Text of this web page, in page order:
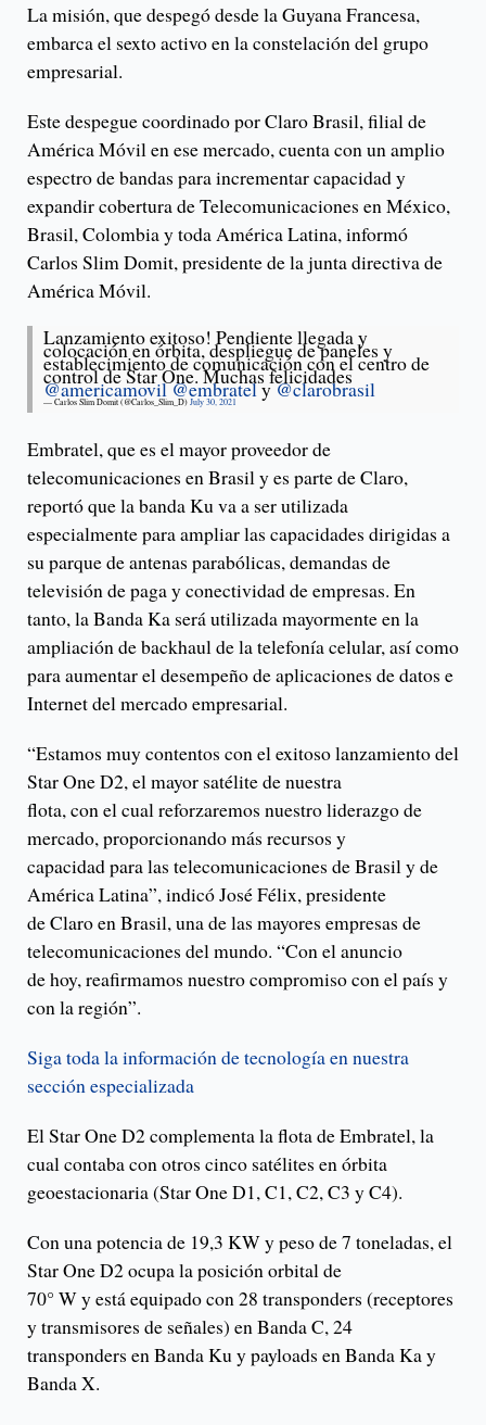
La misión, que despegó desde la Guyana Francesa,
embarca el sexto activo en la constelación del grupo
empresarial.
Este despegue coordinado por Claro Brasil, filial de
América Móvil en ese mercado, cuenta con un amplio
espectro de bandas para incrementar capacidad y
expandir cobertura de Telecomunicaciones en México,
Brasil, Colombia y toda América Latina, informó
Carlos Slim Domit, presidente de la junta directiva de
América Móvil.
Lanzamiento exitoso! Pendiente llegada y
colocación en órbita, despliegue de paneles y
establecimiento de comunicación con el centro de
control de Star One. Muchas felicidades
@americamovil@embrately@clarobrasil
— Carlos Slim Domit (@Carlos_Slim_D) July 30, 2021
Embratel, que es el mayor proveedor de
telecomunicaciones en Brasil y es parte de Claro,
reportó que la banda Ku va a ser utilizada
especialmente para ampliar las capacidades dirigidas a
su parque de antenas parabólicas, demandas de
televisión de paga y conectividad de empresas. En
tanto, la Banda Ka será utilizada mayormente en la
ampliación de backhaul de la telefonía celular, así como
para aumentar el desempeño de aplicaciones de datos e
Internet del mercado empresarial.
“Estamos muy contentos con el exitoso lanzamiento del
Star One D2, el mayor satélite de nuestra
flota, con el cual reforzaremos nuestro liderazgo de
mercado, proporcionando más recursos y
capacidad para las telecomunicaciones de Brasil y de
América Latina”, indicó José Félix, presidente
de Claro en Brasil, una de las mayores empresas de
telecomunicaciones del mundo. “Con el anuncio
de hoy, reafirmamos nuestro compromiso con el país y
con la región”.
Siga toda la información de tecnología en nuestra
sección especializada
El Star One D2 complementa la flota de Embratel, la
cual contaba con otros cinco satélites en órbita
geoestacionaria (Star One D1, C1, C2, C3 y C4).
Con una potencia de 19,3 KW y peso de 7 toneladas, el
Star One D2 ocupa la posición orbital de
70° W y está equipado con 28 transponders (receptores
y transmisores de señales) en Banda C, 24
transponders en Banda Ku y payloads en Banda Ka y
Banda X.